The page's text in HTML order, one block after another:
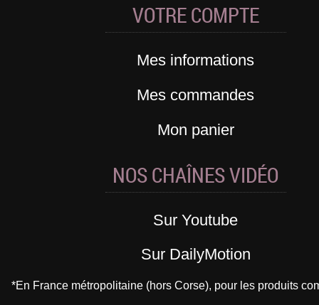
VOTRE COMPTE
Mes informations
Mes commandes
Mon panier
NOS CHAÎNES VIDÉO
Sur Youtube
Sur DailyMotion
*En France métropolitaine (hors Corse), pour les produits